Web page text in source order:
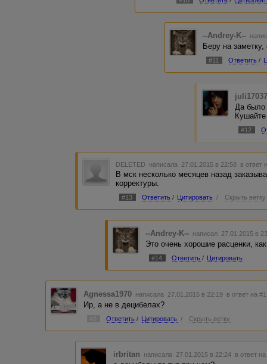
--Andrey-K--
Беру на заметку,
#11 Ответить /
Да было
#12
DELETED написала 27.01.2015 в 22:58 в ответ
В мск несколько месяцев назад
корректуры.
#13 Ответить / Цитировать / Скрыть ветку
--Andrey-K-- написал 27.01.2015 в
Это очень хорошие расценки,
#14 Ответить / Цитировать
Agnessa1970 написала 27.01.2015 в 22:19 в ответ на #1
Ир, а не в децибелах?
Ответить / Цитировать / Скрыть ветку
irbritan написала 27.01.2015 в 22:24 в ответ